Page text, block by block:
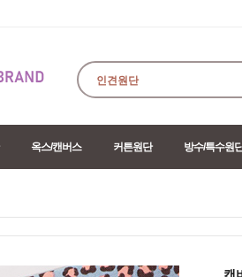
옥스/캔버스 커튼원단 방수/특수원